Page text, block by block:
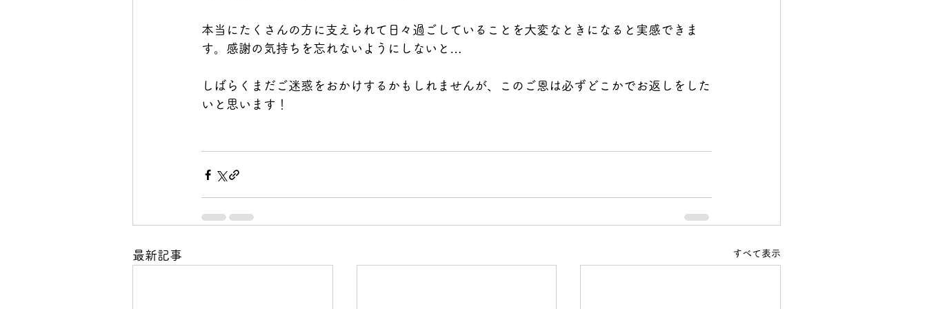
本当にたくさんの方に支えられて日々過ごしていることを大変なときになると実感できま
す。感謝の気持ちを忘れないようにしないと…
しばらくまだご迷惑をおかけするかもしれませんが、このご恩は必ずどこかでお返しをした
いと思います！
最新記事 すべて表示